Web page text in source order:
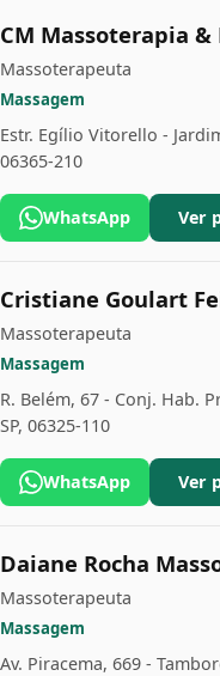
CM Massoterapia
Massoterapeuta
Massagem
Estr. Egílio Vitorello -
06365-210
WhatsApp Ver
Cristiane Goulart
Massoterapeuta
Massagem
R. Belém, 67 - Conj. Hab.
SP, 06325-110
WhatsApp Ver
Daiane Rocha
Massoterapeuta
Massagem
Av. Piracema, 669 -